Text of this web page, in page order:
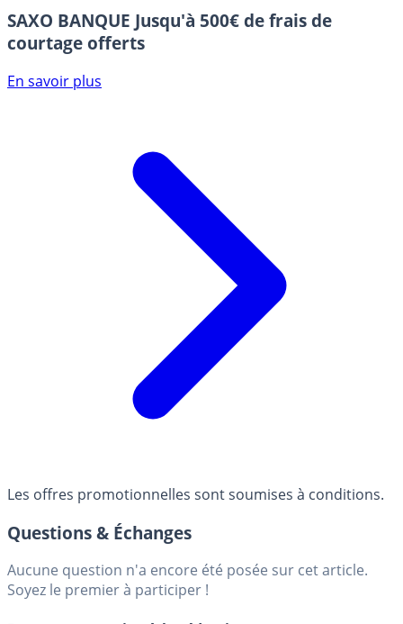
SAXO BANQUE Jusqu'à 500€ de frais de
courtage offerts
En savoir plus
Les offres promotionnelles sont soumises à conditions.
Questions & Échanges
Aucune question n'a encore été posée sur cet article.
Soyez le premier à participer !